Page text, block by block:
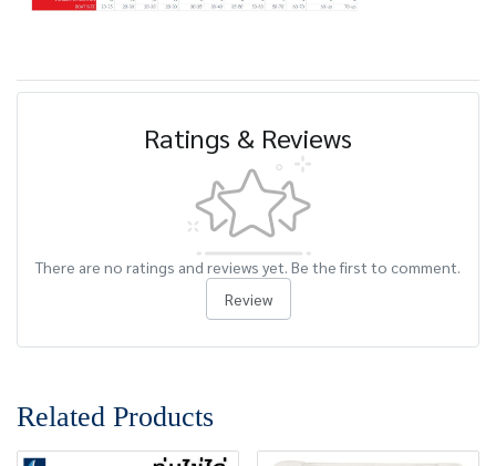
Ratings & Reviews
There are no ratings and reviews yet. Be the first to comment.
Review
Related Products